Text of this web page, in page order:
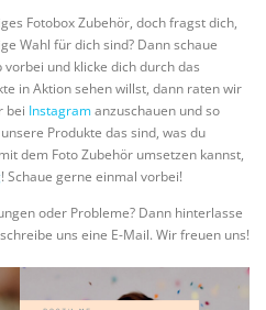
Fotobox Zubehör, doch fragst dich,
Wahl für dich sind? Dann schaue
und klicke dich durch das
in Aktion sehen willst, dann raten wir
bei Instagramanzuschauen und so
Produkte das sind, was du
dem Foto Zubehör umsetzen kannst,
! Schaue gerne einmal vorbei!
oder Probleme? Dann hinterlasse
uns eine E-Mail. Wir freuen uns!